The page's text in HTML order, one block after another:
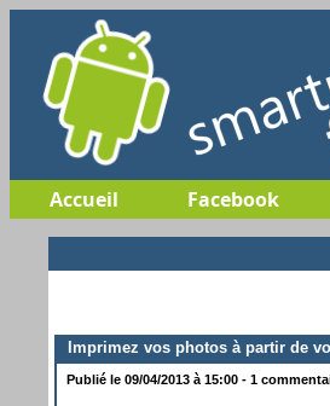
Accueil Facebook
Imprimez vos photos à partir de
Publié le 09/04/2013 à 15:00 - 1